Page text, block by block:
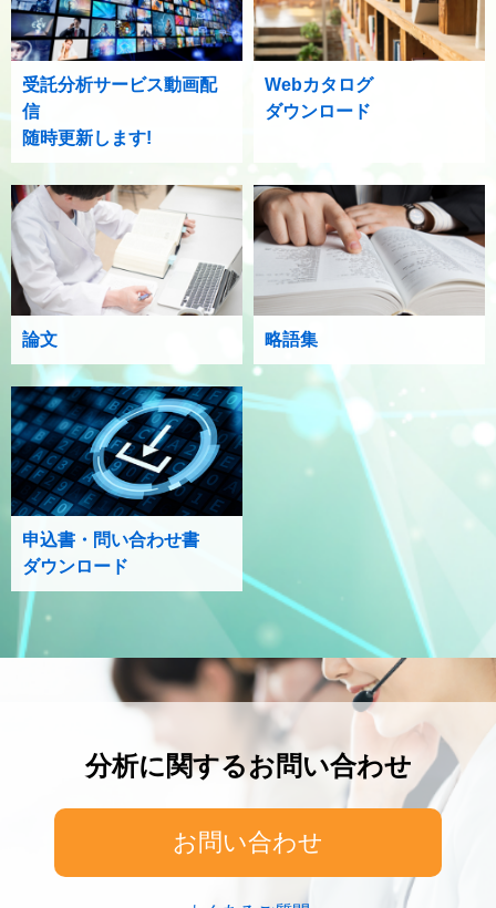
受託分析サービス動画配
信
随時更新します!
Webカタログ
ダウンロード
論文 略語集
申込書・問い合わせ書
ダウンロード
分析に関するお問い合わせ
お問い合わせ